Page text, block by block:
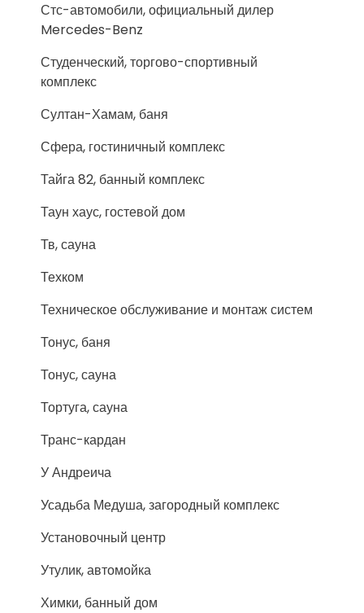
Стс-автомобили, официальный дилер
Mercedes-Benz
Студенческий, торгово-спортивный
комплекс
Султан-Хамам, баня
Сфера, гостиничный комплекс
Тайга 82, банный комплекс
Таун хаус, гостевой дом
Тв, сауна
Техком
Техническое обслуживание и монтаж систем
Тонус, баня
Тонус, сауна
Тортуга, сауна
Транс-кардан
У Андреича
Усадьба Медуша, загородный комплекс
Установочный центр
Утулик, автомойка
Химки, банный дом